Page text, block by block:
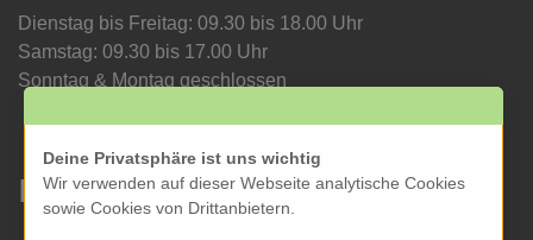
Dienstag bis Freitag: 09.30 bis 18.00 Uhr
Samstag: 09.30 bis 17.00 Uhr
Sonntag & Montag geschlossen
Informationen
Deine Privatsphäre ist uns wichtig
Wir verwenden auf dieser Webseite analytische Cookies
sowie Cookies von Drittanbietern.